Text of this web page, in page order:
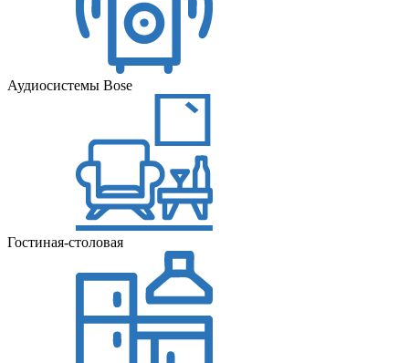
Аудиосистемы Bose
Гостиная-столовая